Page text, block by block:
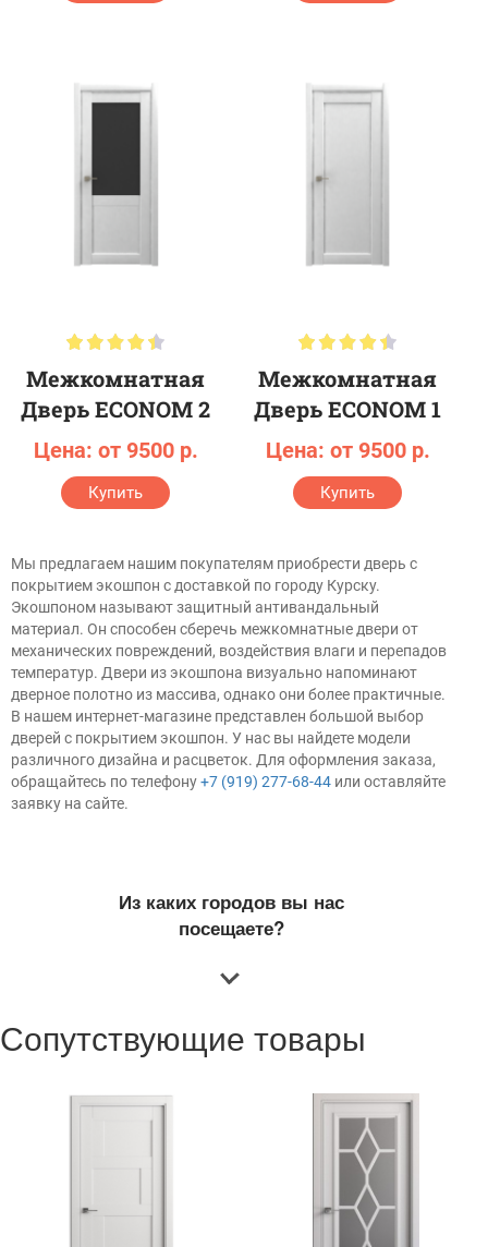
Межкомнатная
Дверь ECONOM 2
Цена: от 9500 р.
Купить
Межкомнатная
Дверь ECONOM 1
Цена: от 9500 р.
Купить
Мы предлагаем нашим покупателям приобрести дверь с
покрытием экошпон с доставкой по городу Курску.
Экошпоном называют защитный антивандальный
материал. Он способен сберечь межкомнатные двери от
механических повреждений, воздействия влаги и перепадов
температур. Двери из экошпона визуально напоминают
дверное полотно из массива, однако они более практичные.
В нашем интернет-магазине представлен большой выбор
дверей с покрытием экошпон. У нас вы найдете модели
различного дизайна и расцветок. Для оформления заказа,
обращайтесь по телефону+7 (919) 277-68-44 или оставляйте
заявку на сайте.
Из каких городов вы нас
посещаете?
Сопутствующие товары